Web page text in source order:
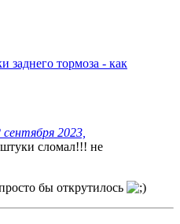
заднего тормоза - как
2023,
сломал!!! не
бы открутилось